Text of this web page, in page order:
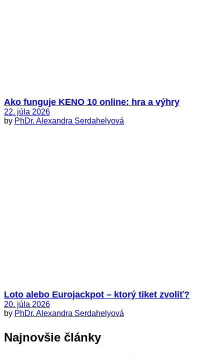
Ako funguje KENO 10 online: hra a výhry
22. júla 2026
by PhDr. Alexandra Serdahelyová
Loto alebo Eurojackpot – ktorý tiket zvoliť?
20. júla 2026
by PhDr. Alexandra Serdahelyová
Najnovšie články